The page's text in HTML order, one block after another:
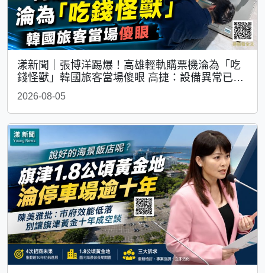
漾新聞｜張博洋踢爆！高雄輕軌購票機淪為「吃
錢怪獸」韓國旅客當場傻眼 高捷：設備異常已修
復
2026-08-05